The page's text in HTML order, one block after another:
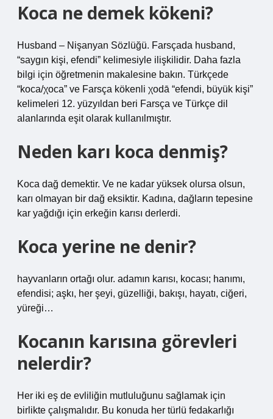
Koca ne demek kökeni?
Husband – Nişanyan Sözlüğü. Farsçada husband,
“saygın kişi, efendi” kelimesiyle ilişkilidir. Daha fazla
bilgi için öğretmenin makalesine bakın. Türkçede
“koca/χoca” ve Farsça kökenli χodā “efendi, büyük kişi”
kelimeleri 12. yüzyıldan beri Farsça ve Türkçe dil
alanlarında eşit olarak kullanılmıştır.
Neden karı koca denmiş?
Koca dağ demektir. Ve ne kadar yüksek olursa olsun,
karı olmayan bir dağ eksiktir. Kadına, dağların tepesine
kar yağdığı için erkeğin karısı derlerdi.
Koca yerine ne denir?
hayvanların ortağı olur. adamın karısı, kocası; hanımı,
efendisi; aşkı, her şeyi, güzelliği, bakışı, hayatı, ciğeri,
yüreği…
Kocanın karısına görevleri
nelerdir?
Her iki eş de evliliğin mutluluğunu sağlamak için
birlikte çalışmalıdır. Bu konuda her türlü fedakarlığı